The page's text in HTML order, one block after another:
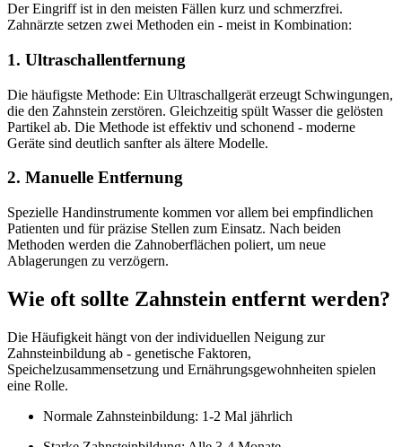
Der Eingriff ist in den meisten Fällen kurz und schmerzfrei.
Zahnärzte setzen zwei Methoden ein - meist in Kombination:
1. Ultraschallentfernung
Die häufigste Methode: Ein Ultraschallgerät erzeugt Schwingungen,
die den Zahnstein zerstören. Gleichzeitig spült Wasser die gelösten
Partikel ab. Die Methode ist effektiv und schonend - moderne
Geräte sind deutlich sanfter als ältere Modelle.
2. Manuelle Entfernung
Spezielle Handinstrumente kommen vor allem bei empfindlichen
Patienten und für präzise Stellen zum Einsatz. Nach beiden
Methoden werden die Zahnoberflächen poliert, um neue
Ablagerungen zu verzögern.
Wie oft sollte Zahnstein entfernt werden?
Die Häufigkeit hängt von der individuellen Neigung zur
Zahnsteinbildung ab - genetische Faktoren,
Speichelzusammensetzung und Ernährungsgewohnheiten spielen
eine Rolle.
Normale Zahnsteinbildung: 1-2 Mal jährlich